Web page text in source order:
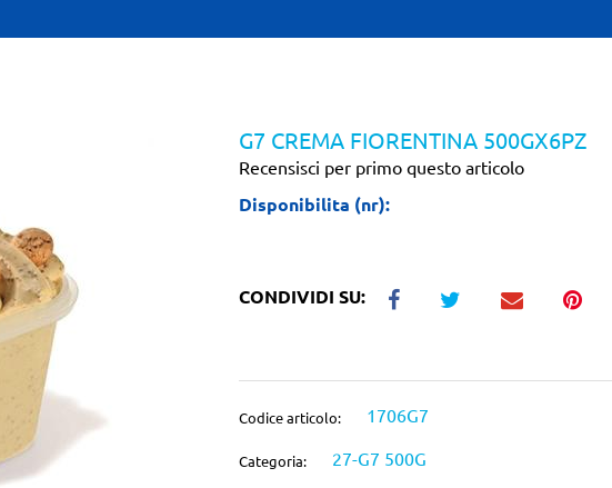
G7 CREMA FIORENTINA 500GX6PZ
Recensisci per primo questo articolo
Disponibilita (nr):
CONDIVIDI SU:
Codice articolo: 1706G7
Categoria: 27-G7 500G